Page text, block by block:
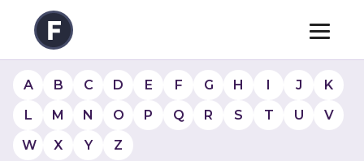
A B C D E F G H I J
K
L
M N O P Q R S T U
V
W
X Y Z